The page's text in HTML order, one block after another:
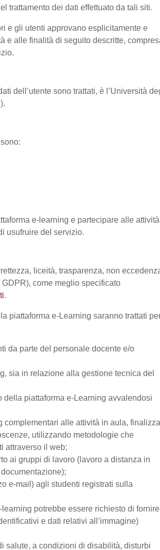
trattamento dei dati effettuato da tali siti.
e gli utenti approvano esplicitamente e
e alle finalità di seguito descritte,
dell’utente sono trattati, è l’Università
e-learning e partecipare alle
usufruire del servizio.
liceità, trasparenza, non
come meglio specificato
.
piattaforma e-Learning saranno trattati
da parte del personale docente e/o
sia in relazione alla gestione tecnica del
della piattaforma e-Learning avvalendosi
complementari alle attività in aula,
utilizzando metodologie che
attraverso il web;
ai gruppi di lavoro (lavoro a distanza in
e-mail) agli studenti registrati sulla
potrebbe essere richiesto di fornire
e dati relativi all’immagine)
salute, a condizioni di disabilità, disturbi